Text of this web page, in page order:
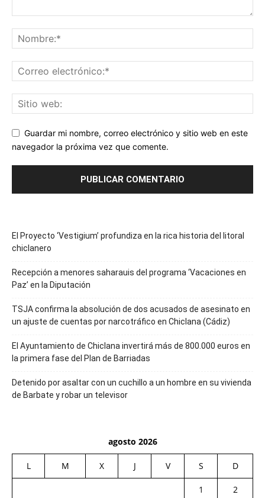
Guardar mi nombre, correo electrónico y sitio web en este
navegador la próxima vez que comente.
El Proyecto ‘Vestigium’ profundiza en la rica historia del litoral
chiclanero
Recepción a menores saharauis del programa ‘Vacaciones en
Paz’ en la Diputación
TSJA confirma la absolución de dos acusados de asesinato en
un ajuste de cuentas por narcotráfico en Chiclana (Cádiz)
El Ayuntamiento de Chiclana invertirá más de 800.000 euros en
la primera fase del Plan de Barriadas
Detenido por asaltar con un cuchillo a un hombre en su vivienda
de Barbate y robar un televisor
agosto 2026
L M X J V S D
1
2